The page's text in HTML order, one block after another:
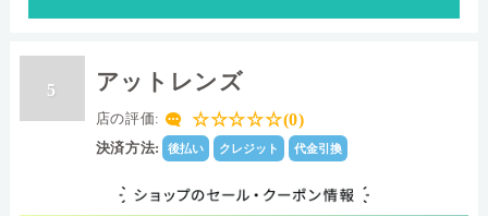
5 アットレンズ
店の評価: ☆☆☆☆☆(0)
決済方法: 後払い クレジット 代金引換